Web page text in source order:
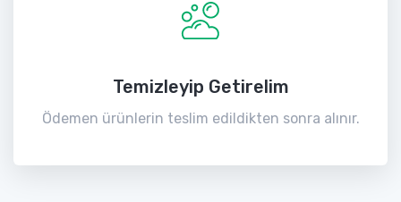
Temizleyip Getirelim
Ödemen ürünlerin teslim edildikten sonra alınır.